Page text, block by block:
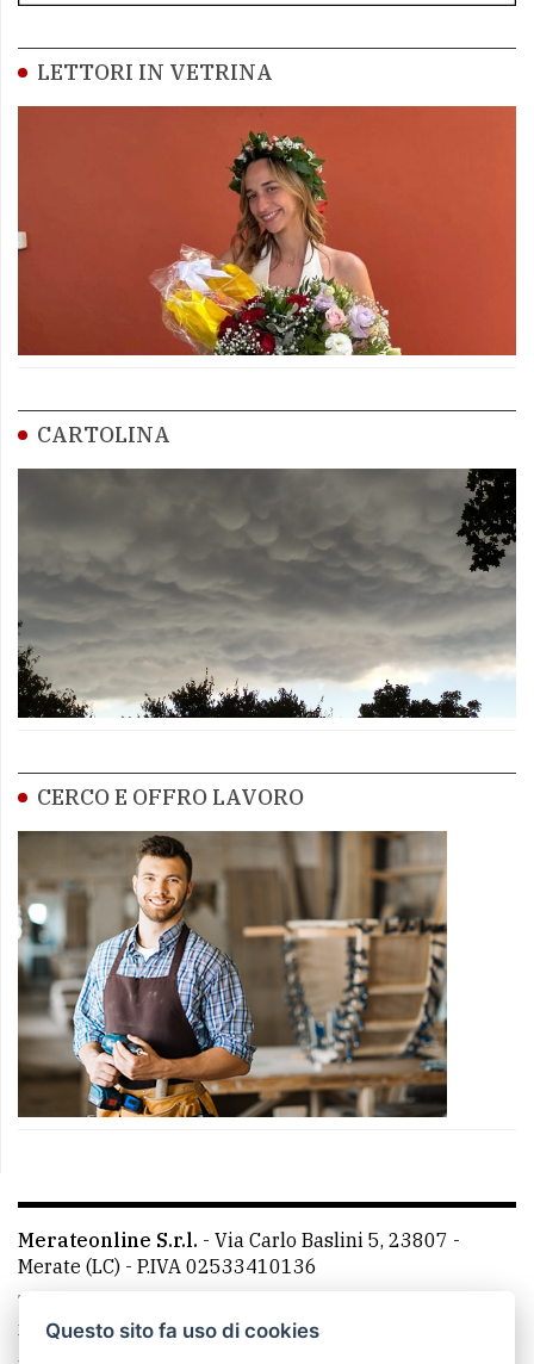
LETTORI IN VETRINA
CARTOLINA
CERCO E OFFRO LAVORO
Merateonline S.r.l. - Via Carlo Baslini 5, 23807 -
Merate (LC) - P.IVA 02533410136
Telefono:
mail: redazione@merateonline.it
Questo sito fa uso di cookies